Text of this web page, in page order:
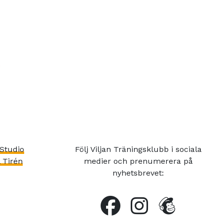
Tirén
Följ Viljan Träningsklubb i sociala
medier och prenumerera på
nyhetsbrevet: